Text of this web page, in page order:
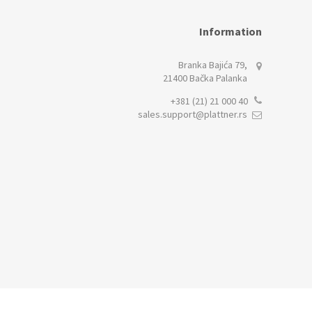
Information
Branka Bajića 79,
21400 Bačka Palanka
+381 (21) 21 000 40
sales.support@plattner.rs